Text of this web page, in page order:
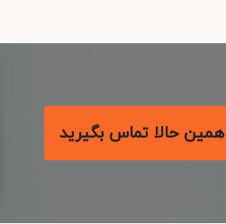
همین حالا تماس بگیرید